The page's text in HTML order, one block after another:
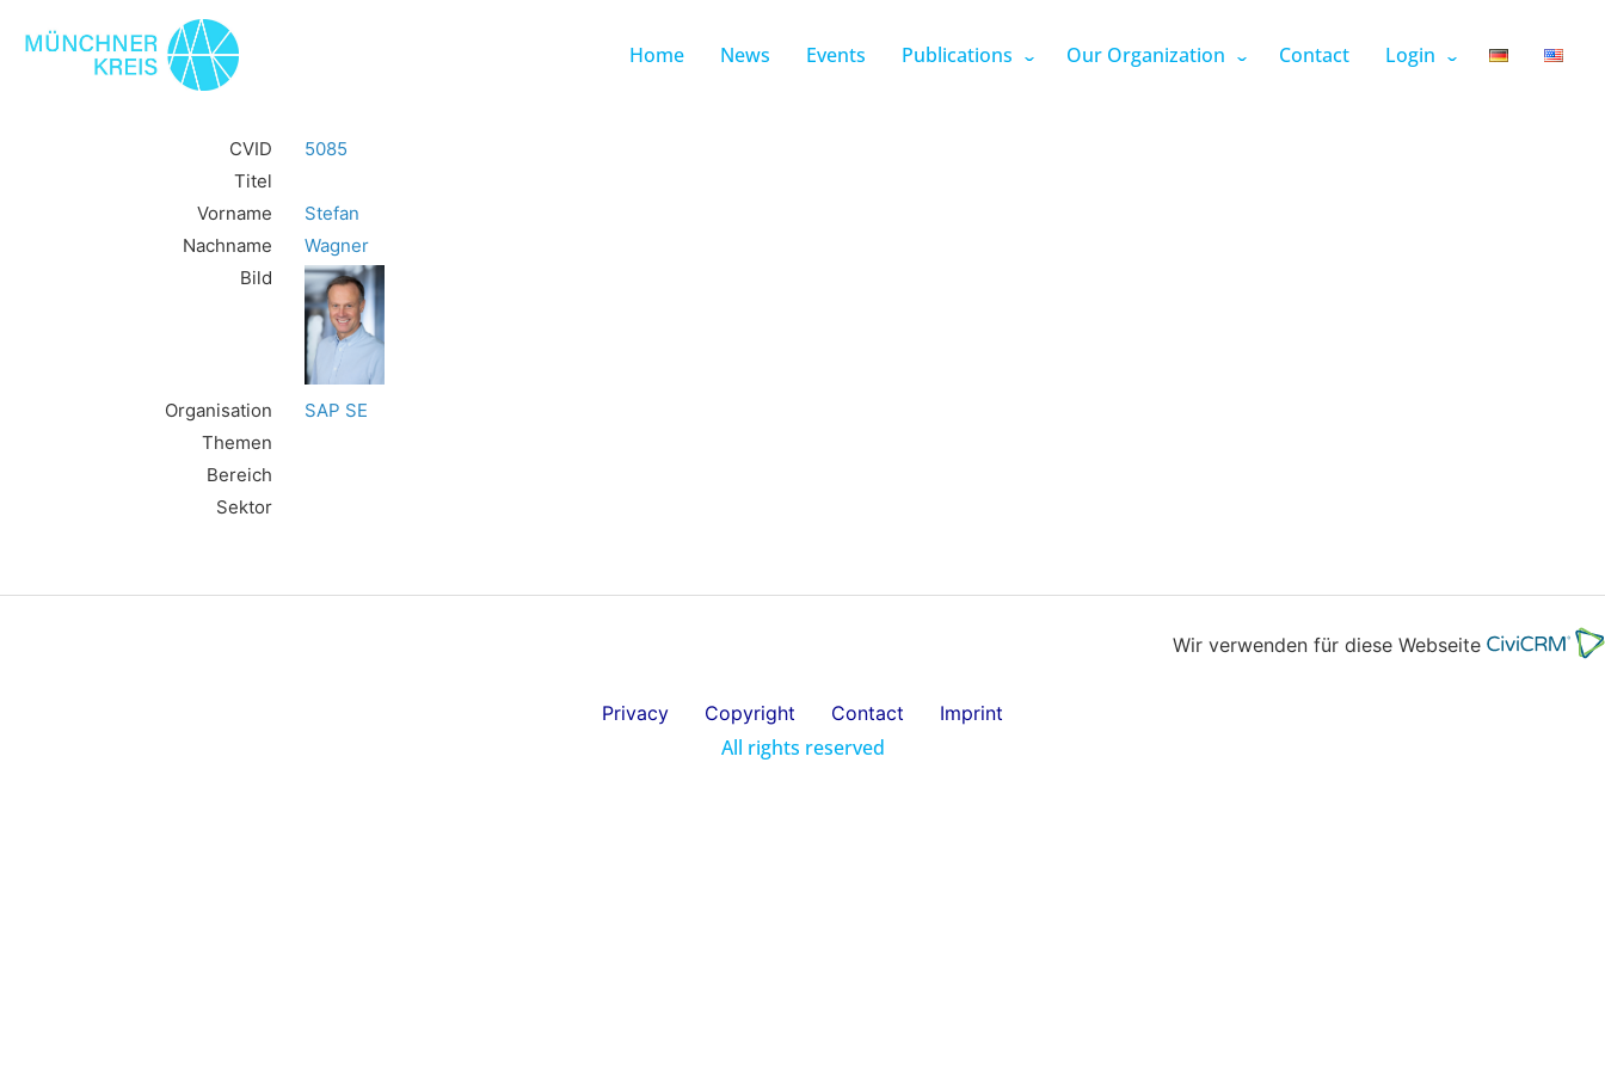
Home News Events Publications Our Organization Contact Login
CVID
5085
Titel
Vorname
Stefan
Nachname
Wagner
Bild
Organisation
SAP SE
Themen
Bereich
Sektor
Wir verwenden für diese Webseite
Privacy Copyright Contact Imprint
All rights reserved